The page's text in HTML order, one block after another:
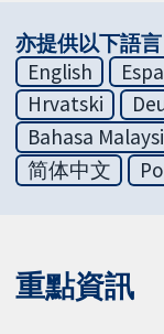
亦提供以下語言
English
Hrvatski
Bahasa
简体中文
重點資訊